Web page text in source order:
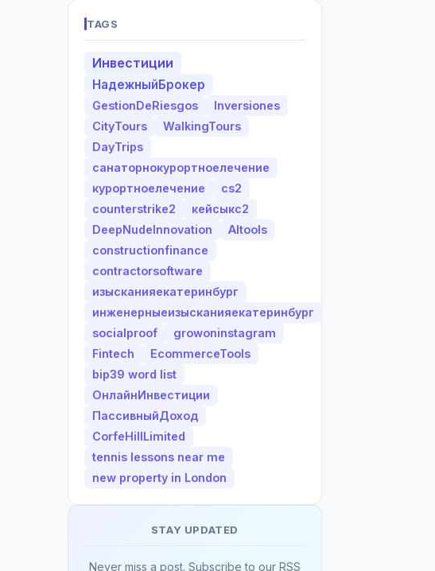
TAGS
Инвестиции
НадежныйБрокер
GestionDeRiesgos
Inversiones
CityTours
WalkingTours
DayTrips
санаторнокурортноелечение
курортноелечение
cs2
counterstrike2
кейсыкс2
DeepNudeInnovation
AItools
constructionfinance
contractorsoftware
изысканияекатеринбург
инженерныеизысканияекатеринбург
socialproof
growoninstagram
Fintech
EcommerceTools
bip39 word list
ОнлайнИнвестиции
ПассивныйДоход
CorfeHillLimited
tennis lessons near me
new property in London
STAY UPDATED
Never miss a post. Subscribe to our RSS